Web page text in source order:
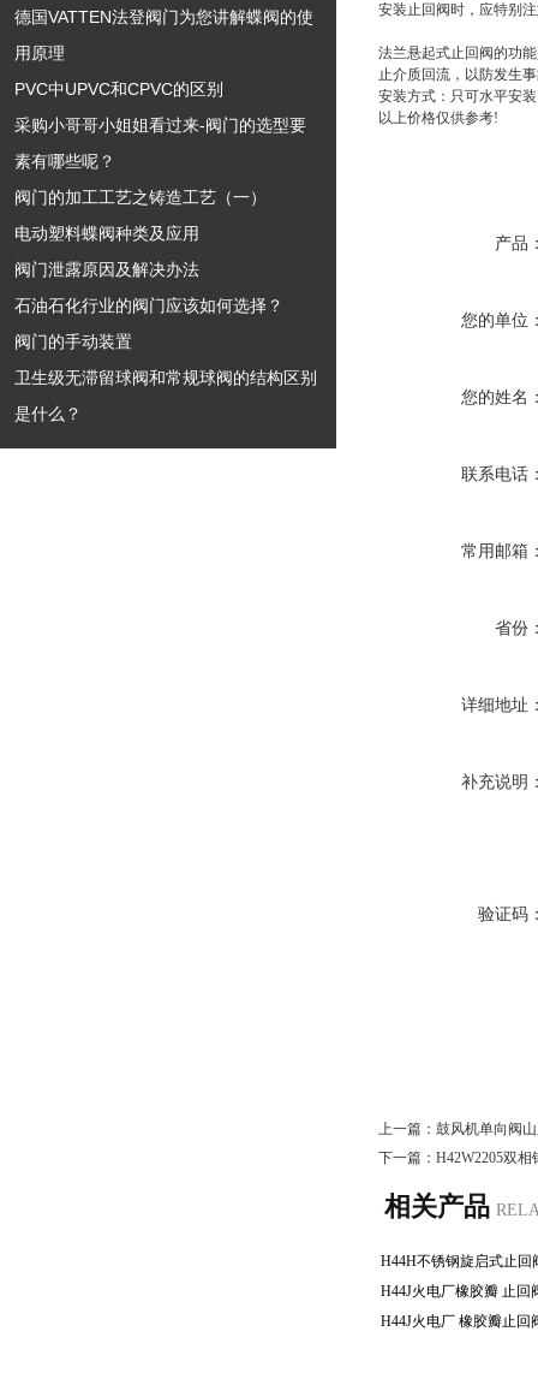
德国VATTEN法登阀门为您讲解蝶阀的使
用原理
PVC中UPVC和CPVC的区别
采购小哥哥小姐姐看过来-阀门的选型要
素有哪些呢？
阀门的加工工艺之铸造工艺（一）
电动塑料蝶阀种类及应用
阀门泄露原因及解决办法
石油石化行业的阀门应该如何选择？
阀门的手动装置
卫生级无滞留球阀和常规球阀的结构区别
是什么？
安装止回阀时，应特别
法兰悬起式止回阀的功
止介质回流，以防发生
安装方式：只可水平安装
以上价格仅供参考!
产品
您的单位
您的姓名
联系电话
常用邮箱
省份
详细地址
补充说明
验证码
上一篇： 鼓风机单向阀
下一篇： H42W2205双
相关产品